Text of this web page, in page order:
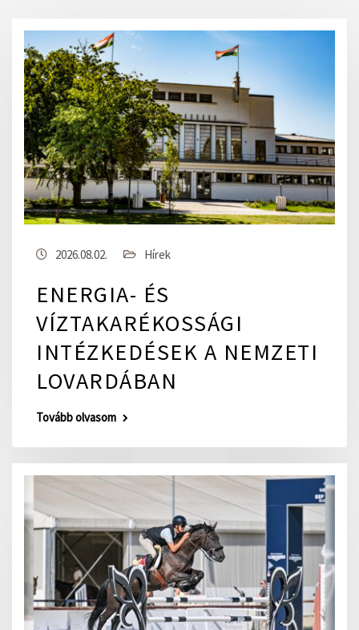
2026.08.02. Hírek
ENERGIA- ÉS
VÍZTAKARÉKOSSÁGI
INTÉZKEDÉSEK A NEMZETI
LOVARDÁBAN
Tovább olvasom